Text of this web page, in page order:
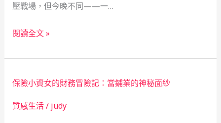
壓戰場，但今晚不同——一…
創
女
的
金
融
閱讀全文 »
保險小資女的財務冒險記：當鋪業的神秘面紗
質感生活/ judy